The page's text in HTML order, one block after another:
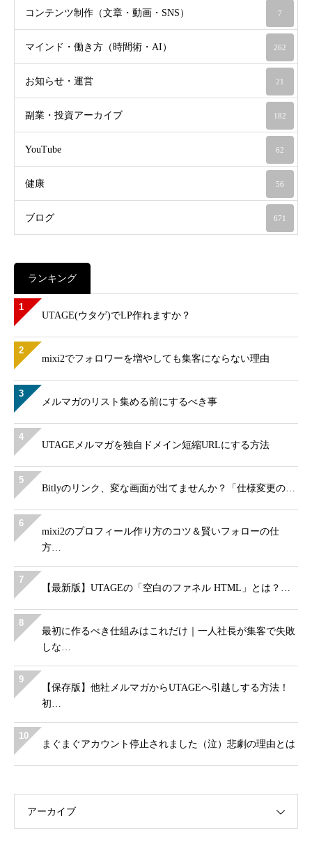
コンテンツ制作（文章・動画・SNS） 7
マインド・働き方（時間術・AI） 262
お知らせ・運営 21
副業・投資アーカイブ 182
YouTube 62
健康 56
ブログ 671
ランキング
1
UTAGE(ウタゲ)でLP作れますか？
2
mixi2でフォロワーを増やしても集客にならない理由
3
メルマガのリスト集める前にするべき事
4
UTAGEメルマガを独自ドメイン短縮URLにする方法
5
Bitlyのリンク、変な画面が出てませんか？「仕様変更の…
6
mixi2のプロフィール作り方のコツ＆賢いフォローの仕
方…
7
【最新版】UTAGEの「空白のファネル HTML」とは？…
8
最初に作るべき仕組みはこれだけ｜一人社長が集客で失敗
しな…
9
【保存版】他社メルマガからUTAGEへ引越しする方法！
初…
10
まぐまぐアカウント停止されました（泣）悲劇の理由とは
アーカイブ